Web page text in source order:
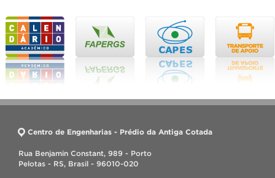
Centro de Engenharias - Prédio da Antiga Cotada
Rua Benjamin Constant, 989 - Porto
Pelotas - RS, Brasil - 96010-020